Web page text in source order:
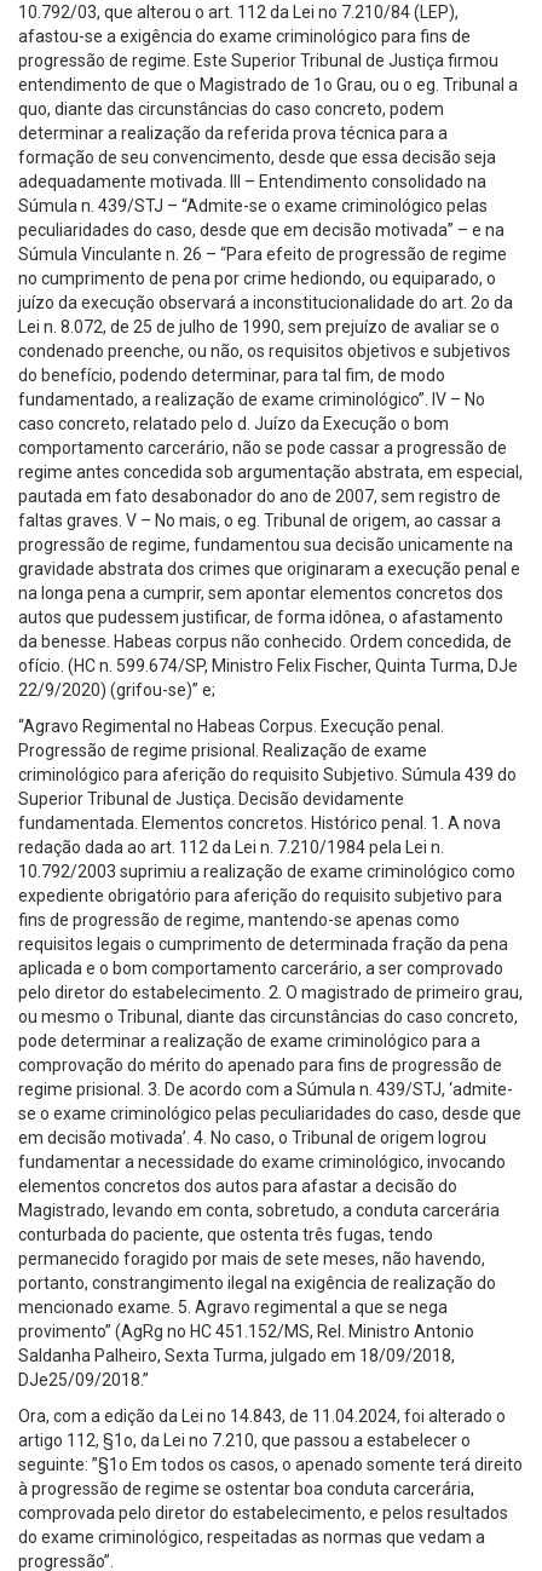
10.792/03, que alterou o art. 112 da Lei no 7.210/84 (LEP),
afastou-se a exigência do exame criminológico para fins de
progressão de regime. Este Superior Tribunal de Justiça firmou
entendimento de que o Magistrado de 1o Grau, ou o eg. Tribunal a
quo, diante das circunstâncias do caso concreto, podem
determinar a realização da referida prova técnica para a
formação de seu convencimento, desde que essa decisão seja
adequadamente motivada. III – Entendimento consolidado na
Súmula n. 439/STJ – “Admite-se o exame criminológico pelas
peculiaridades do caso, desde que em decisão motivada” – e na
Súmula Vinculante n. 26 – “Para efeito de progressão de regime
no cumprimento de pena por crime hediondo, ou equiparado, o
juízo da execução observará a inconstitucionalidade do art. 2o da
Lei n. 8.072, de 25 de julho de 1990, sem prejuízo de avaliar se o
condenado preenche, ou não, os requisitos objetivos e subjetivos
do benefício, podendo determinar, para tal fim, de modo
fundamentado, a realização de exame criminológico”. IV – No
caso concreto, relatado pelo d. Juízo da Execução o bom
comportamento carcerário, não se pode cassar a progressão de
regime antes concedida sob argumentação abstrata, em especial,
pautada em fato desabonador do ano de 2007, sem registro de
faltas graves. V – No mais, o eg. Tribunal de origem, ao cassar a
progressão de regime, fundamentou sua decisão unicamente na
gravidade abstrata dos crimes que originaram a execução penal e
na longa pena a cumprir, sem apontar elementos concretos dos
autos que pudessem justificar, de forma idônea, o afastamento
da benesse. Habeas corpus não conhecido. Ordem concedida, de
ofício. (HC n. 599.674/SP, Ministro Felix Fischer, Quinta Turma, DJe
22/9/2020) (grifou-se)” e;
“Agravo Regimental no Habeas Corpus. Execução penal.
Progressão de regime prisional. Realização de exame
criminológico para aferição do requisito Subjetivo. Súmula 439 do
Superior Tribunal de Justiça. Decisão devidamente
fundamentada. Elementos concretos. Histórico penal. 1. A nova
redação dada ao art. 112 da Lei n. 7.210/1984 pela Lei n.
10.792/2003 suprimiu a realização de exame criminológico como
expediente obrigatório para aferição do requisito subjetivo para
fins de progressão de regime, mantendo-se apenas como
requisitos legais o cumprimento de determinada fração da pena
aplicada e o bom comportamento carcerário, a ser comprovado
pelo diretor do estabelecimento. 2. O magistrado de primeiro grau,
ou mesmo o Tribunal, diante das circunstâncias do caso concreto,
pode determinar a realização de exame criminológico para a
comprovação do mérito do apenado para fins de progressão de
regime prisional. 3. De acordo com a Súmula n. 439/STJ, ‘admite-
se o exame criminológico pelas peculiaridades do caso, desde que
em decisão motivada’. 4. No caso, o Tribunal de origem logrou
fundamentar a necessidade do exame criminológico, invocando
elementos concretos dos autos para afastar a decisão do
Magistrado, levando em conta, sobretudo, a conduta carcerária
conturbada do paciente, que ostenta três fugas, tendo
permanecido foragido por mais de sete meses, não havendo,
portanto, constrangimento ilegal na exigência de realização do
mencionado exame. 5. Agravo regimental a que se nega
provimento” (AgRg no HC 451.152/MS, Rel. Ministro Antonio
Saldanha Palheiro, Sexta Turma, julgado em 18/09/2018,
DJe25/09/2018.”
Ora, com a edição da Lei no 14.843, de 11.04.2024, foi alterado o
artigo 112, §1o, da Lei no 7.210, que passou a estabelecer o
seguinte: ”§1o Em todos os casos, o apenado somente terá direito
à progressão de regime se ostentar boa conduta carcerária,
comprovada pelo diretor do estabelecimento, e pelos resultados
do exame criminológico, respeitadas as normas que vedam a
progressão”.